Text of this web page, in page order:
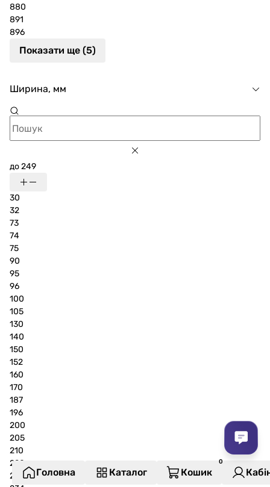
880
891
896
Показати ще (5)
Ширина, мм
до 249
30
32
73
74
75
90
95
96
100
105
130
140
150
152
160
170
187
196
200
205
210
220
230
Головна Каталог Кошик